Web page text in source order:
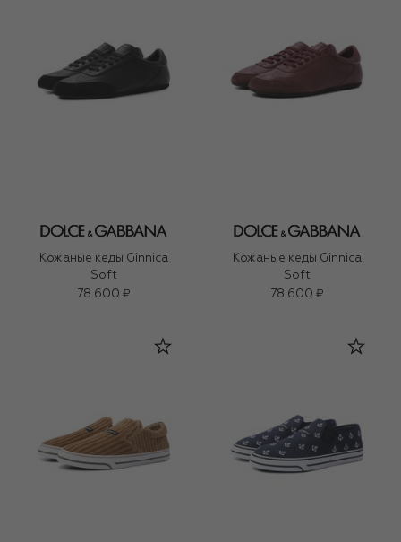
Кожаные кеды Ginnica
Soft
78 600 ₽
Кожаные кеды Ginnica
Soft
78 600 ₽